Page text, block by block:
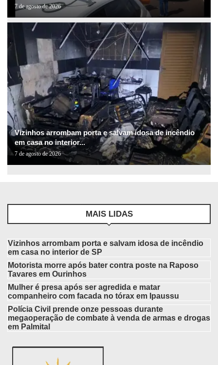
7 de agosto de 2026
Vizinhos arrombam porta e salvam idosa de incêndio
em casa no interior...
7 de agosto de 2026
MAIS LIDAS
Vizinhos arrombam porta e salvam idosa de incêndio
em casa no interior de SP
Motorista morre após bater contra poste na Raposo
Tavares em Ourinhos
Mulher é presa após ser agredida e matar
companheiro com facada no tórax em Ipaussu
Polícia Civil prende onze pessoas durante
megaoperação de combate à venda de armas e drogas
em Palmital